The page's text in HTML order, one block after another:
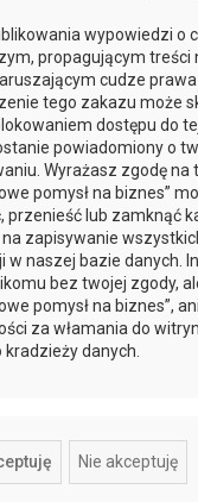
wypowiedzi o
propagującym treści
cudze
tego zakazu może
dostępu do
powiadomiony o
Wyrażasz zgodę na
pomysł na biznes”
przenieść lub zamknąć
zapisywanie
w naszej bazie danych.
bez twojej zgody,
pomysł na biznes”,
za włamania do
danych.